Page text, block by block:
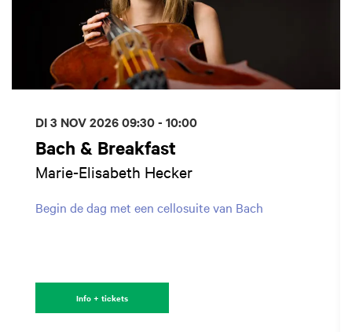
Bach & Breakfast
Marie-Elisabeth Hecker
Begin de dag met een cellosuite van Bach
DI 3 NOV 202609:30 - 10:00
Info + tickets